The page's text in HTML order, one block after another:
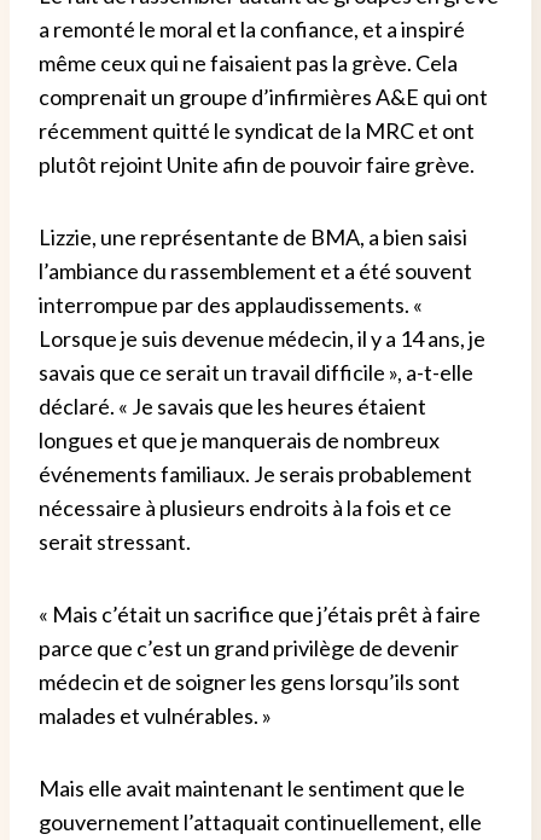
a remonté le moral et la confiance, et a inspiré
même ceux qui ne faisaient pas la grève. Cela
comprenait un groupe d’infirmières A&E qui ont
récemment quitté le syndicat de la MRC et ont
plutôt rejoint Unite afin de pouvoir faire grève.
Lizzie, une représentante de BMA, a bien saisi
l’ambiance du rassemblement et a été souvent
interrompue par des applaudissements. «
Lorsque je suis devenue médecin, il y a 14 ans, je
savais que ce serait un travail difficile », a-t-elle
déclaré. « Je savais que les heures étaient
longues et que je manquerais de nombreux
événements familiaux. Je serais probablement
nécessaire à plusieurs endroits à la fois et ce
serait stressant.
« Mais c’était un sacrifice que j’étais prêt à faire
parce que c’est un grand privilège de devenir
médecin et de soigner les gens lorsqu’ils sont
malades et vulnérables. »
Mais elle avait maintenant le sentiment que le
gouvernement l’attaquait continuellement, elle